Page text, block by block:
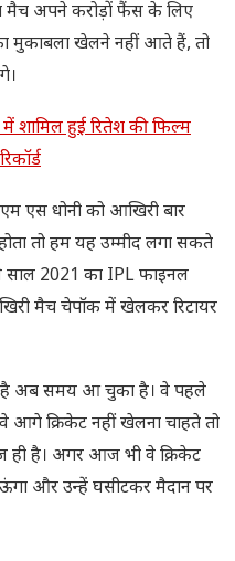
मैच अपने करोड़ों फैंस के लिए
मुकाबला खेलने नहीं आते हैं, तो
शामिल हुई रितेश की फिल्म
एस धोनी को आखिरी बार
तो हम यह उम्मीद लगा सकते
2021 का IPL फाइनल
मैच चेपॉक में खेलकर रिटायर
अब समय आ चुका है। वे पहले
क्रिकेट नहीं खेलना चाहते तो
ही है। अगर आज भी वे क्रिकेट
और उन्हें घसीटकर मैदान पर